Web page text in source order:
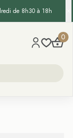
de 8h30 à 18h
0